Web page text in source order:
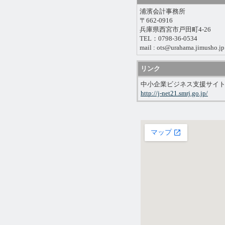
浦濱会計事務所
〒662-0916
兵庫県西宮市戸田町4-26
TEL：0798-36-0534
mail : ots@urahama.jimusho.jp
リンク
中小企業ビジネス支援サイト
http://j-net21.smrj.go.jp/